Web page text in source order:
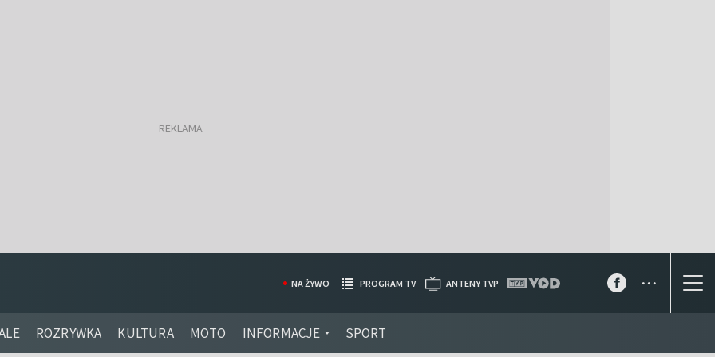
ROZRYWKA KULTURA MOTO INFORMACJE SPORT
NA ŻYWO PROGRAM TV ANTENY TVP ...